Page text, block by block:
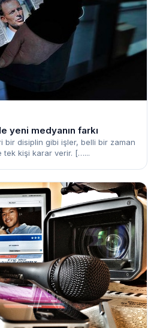
yeni medyanın farkı
bir disiplin gibi işler, belli bir zaman
tek kişi karar verir. […...